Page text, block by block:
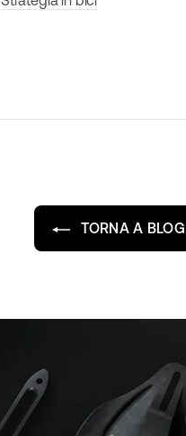
TORNA A BLOG